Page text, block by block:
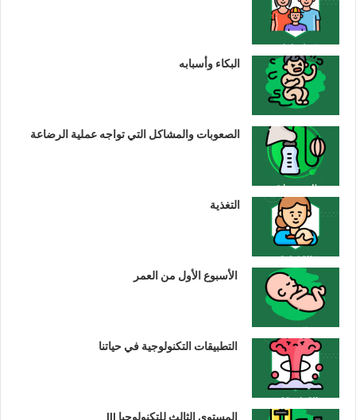
البكاء وأسبابه
الصعوبات والمشاكل التي تواجه عملية الرضاعة
التغذية
الأسبوع الأول من العمر
التطبيقات التكنولوجية في حياتنا
المستوى الثالث للتكنولوجيا III